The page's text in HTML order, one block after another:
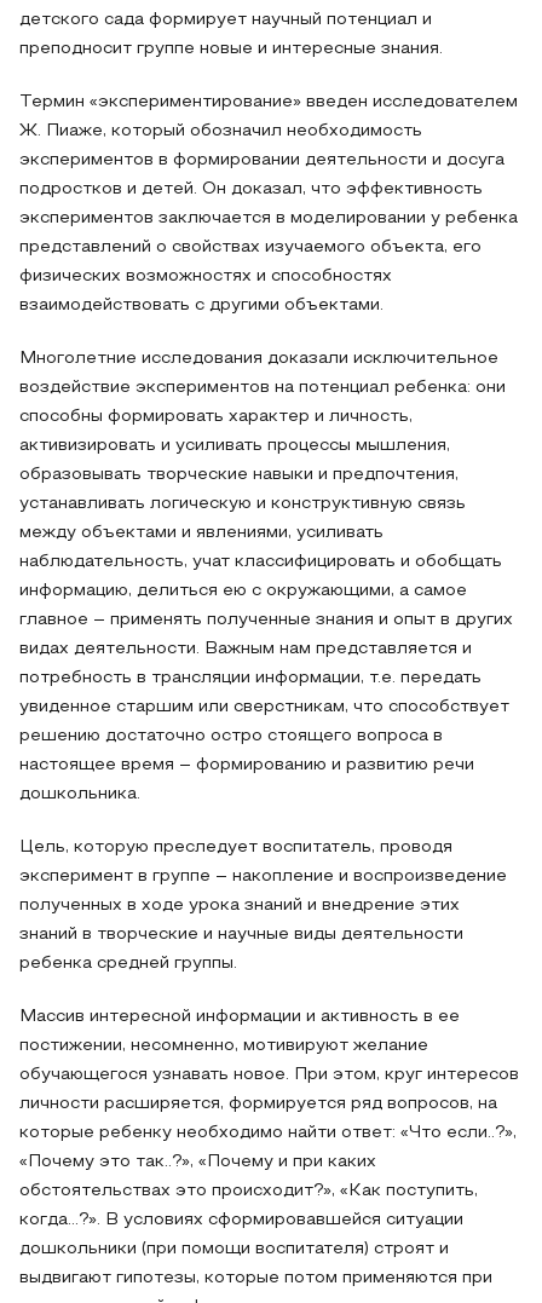
детского сада формирует научный потенциал и
преподносит группе новые и интересные знания.
Термин «экспериментирование» введен исследователем
Ж. Пиаже, который обозначил необходимость
экспериментов в формировании деятельности и досуга
подростков и детей. Он доказал, что эффективность
экспериментов заключается в моделировании у ребенка
представлений о свойствах изучаемого объекта, его
физических возможностях и способностях
взаимодействовать с другими объектами.
Многолетние исследования доказали исключительное
воздействие экспериментов на потенциал ребенка: они
способны формировать характер и личность,
активизировать и усиливать процессы мышления,
образовывать творческие навыки и предпочтения,
устанавливать логическую и конструктивную связь
между объектами и явлениями, усиливать
наблюдательность, учат классифицировать и обобщать
информацию, делиться ею с окружающими, а самое
главное – применять полученные знания и опыт в других
видах деятельности. Важным нам представляется и
потребность в трансляции информации, т.е. передать
увиденное старшим или сверстникам, что способствует
решению достаточно остро стоящего вопроса в
настоящее время – формированию и развитию речи
дошкольника.
Цель, которую преследует воспитатель, проводя
эксперимент в группе – накопление и воспроизведение
полученных в ходе урока знаний и внедрение этих
знаний в творческие и научные виды деятельности
ребенка средней группы.
Массив интересной информации и активность в ее
постижении, несомненно, мотивируют желание
обучающегося узнавать новое. При этом, круг интересов
личности расширяется, формируется ряд вопросов, на
которые ребенку необходимо найти ответ: «Что если..?»,
«Почему это так..?», «Почему и при каких
обстоятельствах это происходит?», «Как поступить,
когда…?». В условиях сформировавшейся ситуации
дошкольники (при помощи воспитателя) строят и
выдвигают гипотезы, которые потом применяются при